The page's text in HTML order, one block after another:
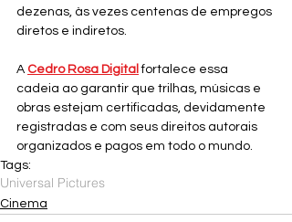
dezenas, às vezes centenas de empregos
diretos e indiretos.
A Cedro Rosa Digital fortalece essa
cadeia ao garantir que trilhas, músicas e
obras estejam certificadas, devidamente
registradas e com seus direitos autorais
organizados e pagos em todo o mundo.
Tags:
Universal Pictures
Cinema